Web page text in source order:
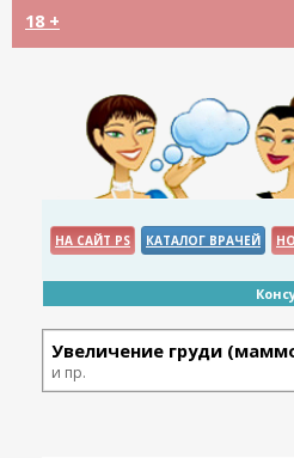
18 +
НА САЙТ PS КАТАЛОГ ВРАЧЕЙ
Увеличение груди
и пр.